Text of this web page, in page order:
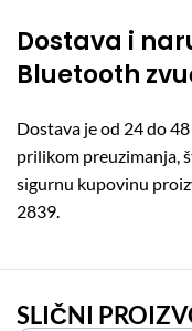
Dostava i
Bluetooth
Dostava je od 24 do
prilikom preuzimanja,
sigurnu kupovinu
2839.
SLIČNI